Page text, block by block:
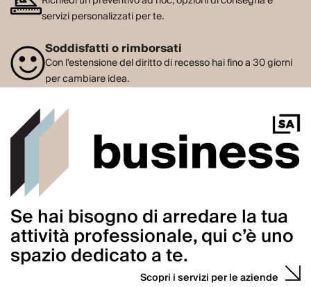
servizi personalizzati per te.
Soddisfatti o rimborsati
Con l'estensione del diritto di recesso hai fino a 30 giorni
per cambiare idea.
Se hai bisogno di arredare la tua
attività professionale, qui c’è uno
spazio dedicato a te.
Scopri i servizi per le aziende